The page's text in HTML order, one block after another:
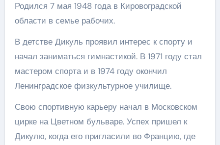
Родился 7 мая 1948 года в Кировоградской
области в семье рабочих.
В детстве Дикуль проявил интерес к спорту и
начал заниматься гимнастикой. В 1971 году стал
мастером спорта и в 1974 году окончил
Ленинградское физкультурное училище.
Свою спортивную карьеру начал в Московском
цирке на Цветном бульваре. Успех пришел к
Дикулю, когда его пригласили во Францию, где